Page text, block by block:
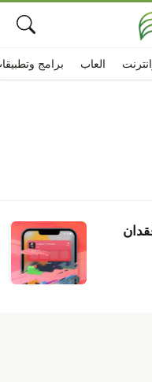
العاب برامج